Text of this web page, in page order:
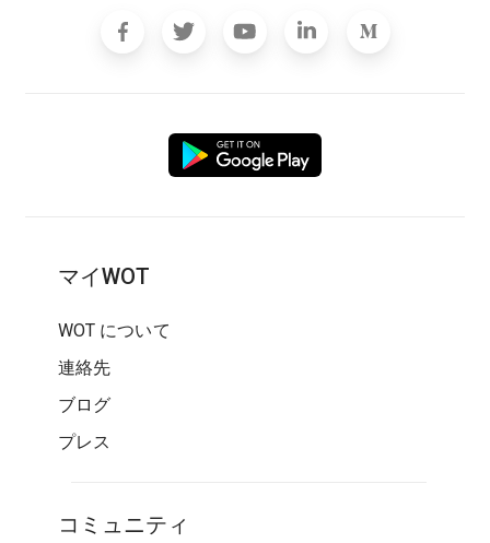
マイWOT
WOT について
連絡先
ブログ
プレス
コミュニティ